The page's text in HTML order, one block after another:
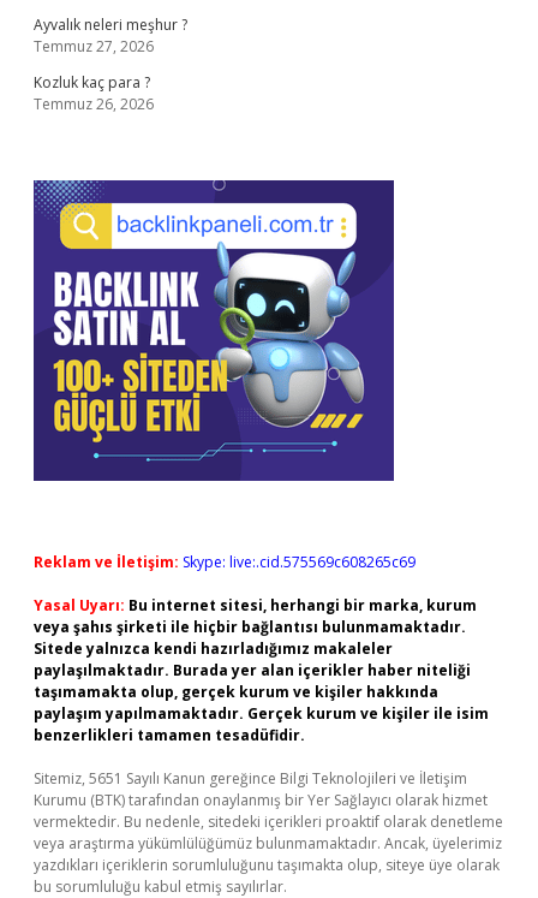
Ayvalık neleri meşhur ?
Temmuz 27, 2026
Kozluk kaç para ?
Temmuz 26, 2026
Reklam ve İletişim: Skype: live:.cid.575569c608265c69
Yasal Uyarı: Bu internet sitesi, herhangi bir marka, kurum
veya şahıs şirketi ile hiçbir bağlantısı bulunmamaktadır.
Sitede yalnızca kendi hazırladığımız makaleler
paylaşılmaktadır. Burada yer alan içerikler haber niteliği
taşımamakta olup, gerçek kurum ve kişiler hakkında
paylaşım yapılmamaktadır. Gerçek kurum ve kişiler ile isim
benzerlikleri tamamen tesadüfidir.
Sitemiz, 5651 Sayılı Kanun gereğince Bilgi Teknolojileri ve İletişim
Kurumu (BTK) tarafından onaylanmış bir Yer Sağlayıcı olarak hizmet
vermektedir. Bu nedenle, sitedeki içerikleri proaktif olarak denetleme
veya araştırma yükümlülüğümüz bulunmamaktadır. Ancak, üyelerimiz
yazdıkları içeriklerin sorumluluğunu taşımakta olup, siteye üye olarak
bu sorumluluğu kabul etmiş sayılırlar.